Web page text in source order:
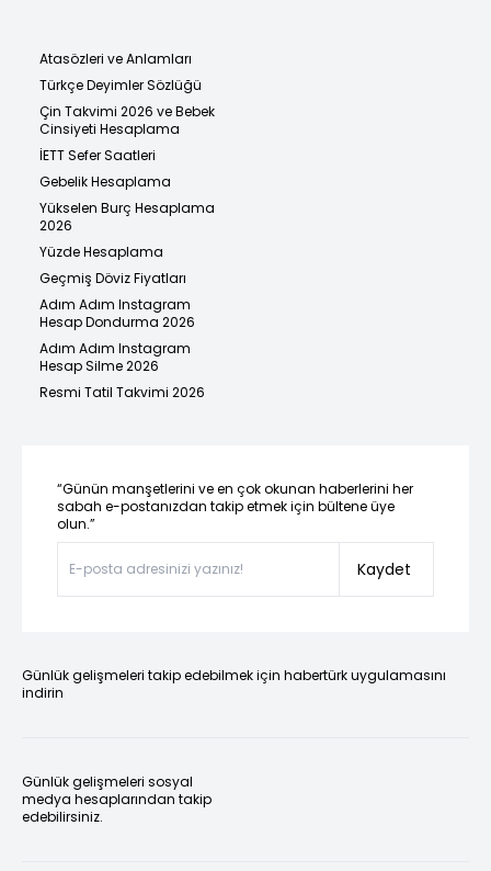
Atasözleri ve Anlamları
Türkçe Deyimler Sözlüğü
Çin Takvimi 2026 ve Bebek
Cinsiyeti Hesaplama
İETT Sefer Saatleri
Gebelik Hesaplama
Yükselen Burç Hesaplama
2026
Yüzde Hesaplama
Geçmiş Döviz Fiyatları
Adım Adım Instagram
Hesap Dondurma 2026
Adım Adım Instagram
Hesap Silme 2026
Resmi Tatil Takvimi 2026
“Günün manşetlerini ve en çok okunan haberlerini her
sabah e-postanızdan takip etmek için bültene üye
olun.”
Kaydet
Günlük gelişmeleri takip edebilmek için habertürk uygulamasını
indirin
Günlük gelişmeleri sosyal
medya hesaplarından takip
edebilirsiniz.